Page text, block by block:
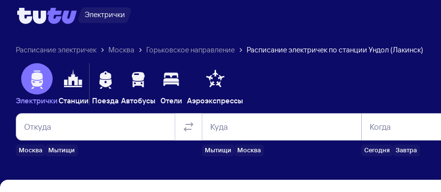
Электрички
Расписание электричек Москва Горьковское направление Расписание электричек по станции Ундол (Лакинск)
ЭлектричкиСтанции Поезда Автобусы Отели Аэроэкспрессы
Откуда
Москва Мытищи
Куда
Мытищи Москва
Когда
Сегодня Завтра